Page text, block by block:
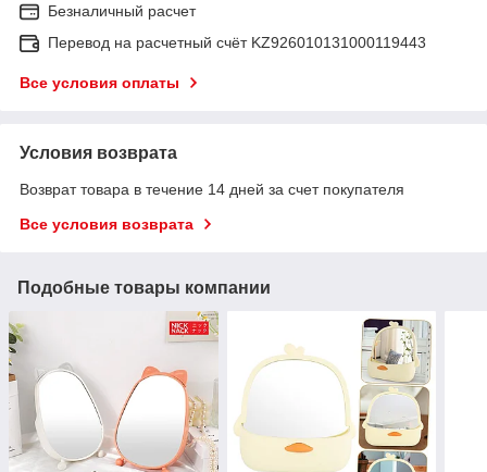
Безналичный расчет
Перевод на расчетный счёт KZ926010131000119443
Все условия оплаты
Условия возврата
Возврат товара в течение 14 дней за счет покупателя
Все условия возврата
Подобные товары компании